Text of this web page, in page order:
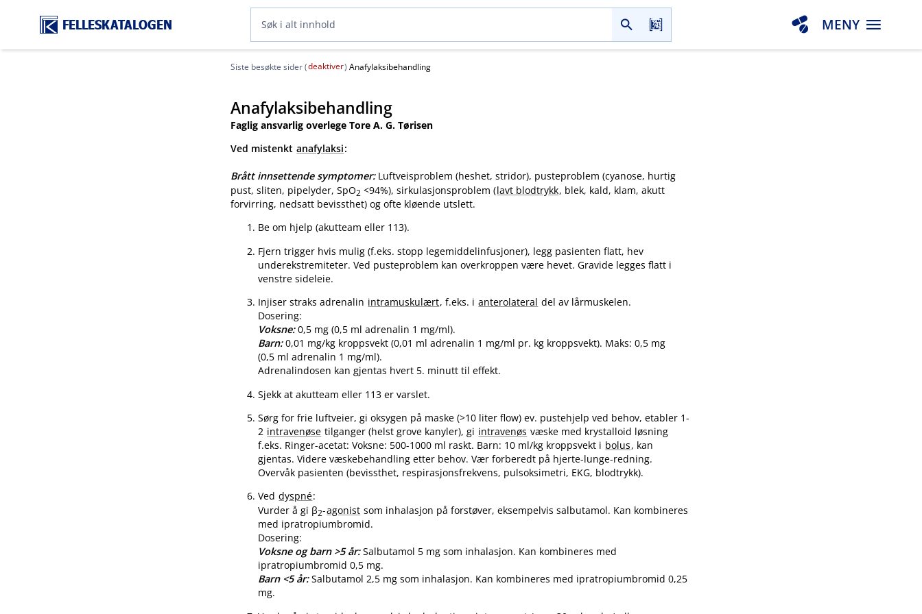
FELLESKATALOGEN MENY
Siste besøkte sider (deaktiver) Anafylaksibehandling
Anafylaksibehandling
Faglig ansvarlig overlege Tore A. G. Tørisen
Ved mistenkt anafylaksi:
Brått innsettende symptomer:Luftveisproblem (heshet, stridor), pusteproblem (cyanose, hurtig
pust, sliten, pipelyder, SpO2 <94%), sirkulasjonsproblem (lavt blodtrykk, blek, kald, klam, akutt
forvirring, nedsatt bevissthet) og ofte kløende utslett.
Be om hjelp (akutteam eller 113).
Fjern trigger hvis mulig (f.eks. stopp legemiddelinfusjoner), legg pasienten flatt, hev
underekstremiteter. Ved pusteproblem kan overkroppen være hevet. Gravide legges flatt i
venstre sideleie.
Injiser straks adrenalin intramuskulært, f.eks. i anterolateral del av lårmuskelen.
Dosering:
Voksne:0,5 mg (0,5 ml adrenalin 1 mg​/​ml).
Barn:0,01 mg/kg kroppsvekt (0,01 ml adrenalin 1 mg/ml pr. kg kroppsvekt). Maks: 0,5 mg
(0,5 ml adrenalin 1 mg​/​ml).
Adrenalindosen kan gjentas hvert 5. minutt til effekt.
Sjekk at akutteam eller 113 er varslet.
Sørg for frie luftveier, gi oksygen på maske (>10 liter flow) ev. pustehjelp ved behov, etabler 1-
2 intravenøse tilganger (helst grove kanyler), gi intravenøs væske med krystalloid løsning
f.eks. Ringer-acetat: Voksne: 500-1000 ml raskt. Barn: 10 ml/kg kroppsvekt i bolus, kan
gjentas. Videre væskebehandling etter behov. Vær forberedt på hjerte-lunge-redning.
Overvåk pasienten (bevissthet, respirasjonsfrekvens, pulsoksimetri, EKG, blodtrykk).
Ved dyspné:
Vurder å gi β2-agonist som inhalasjon på forstøver, eksempelvis salbutamol. Kan kombineres
med ipratropiumbromid.
Dosering:
Voksne og barn >5 år:Salbutamol 5 mg som inhalasjon. Kan kombineres med
ipratropiumbromid 0,5 mg.
Barn <5 år:Salbutamol 2,5 mg som inhalasjon. Kan kombineres med ipratropiumbromid 0,25
mg.